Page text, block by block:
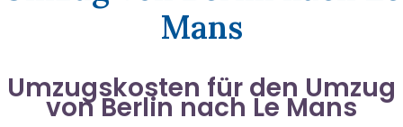
Mans
Umzugskosten für den Umzug
von Berlin nach Le Mans